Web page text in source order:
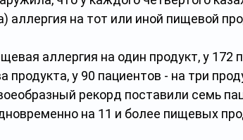
аллергия на тот или иной пищевой
аллергия на один продукт, у 172
продукта, у 90 пациентов - на три
рекорд поставили семь
на 11 и более пищевых